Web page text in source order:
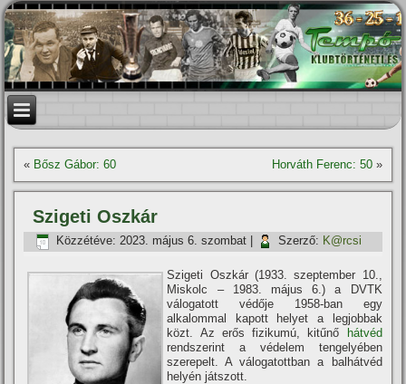
« Bősz Gábor: 60 Horváth Ferenc: 50»
Szigeti Oszkár
Közzétéve: 2023. május 6. szombat Szerző: K@rcsi
Szigeti Oszkár (1933. szeptember 10.,
Miskolc – 1983. május 6.) a DVTK
válogatott védője 1958-ban egy
alkalommal kapott helyet a legjobbak
közt. Az erős fizikumú, kitűnő
hátvéd
rendszerint a védelem tengelyében
szerepelt. A válogatottban a balhátvéd
helyén játszott.